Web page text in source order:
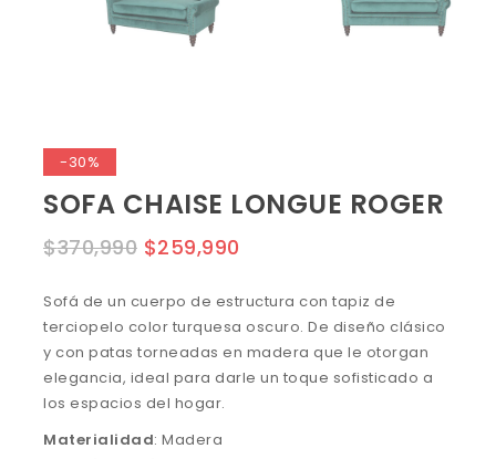
-30%
SOFA CHAISE LONGUE ROGER
$370,990 $259,990
Sofá de un cuerpo de estructura con tapiz de
terciopelo color turquesa oscuro. De diseño clásico
y con patas torneadas en madera que le otorgan
elegancia, ideal para darle un toque sofisticado a
los espacios del hogar.
Materialidad: Madera